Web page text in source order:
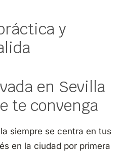
y
en Sevilla
te convenga
siempre se centra en tus
en la ciudad por primera